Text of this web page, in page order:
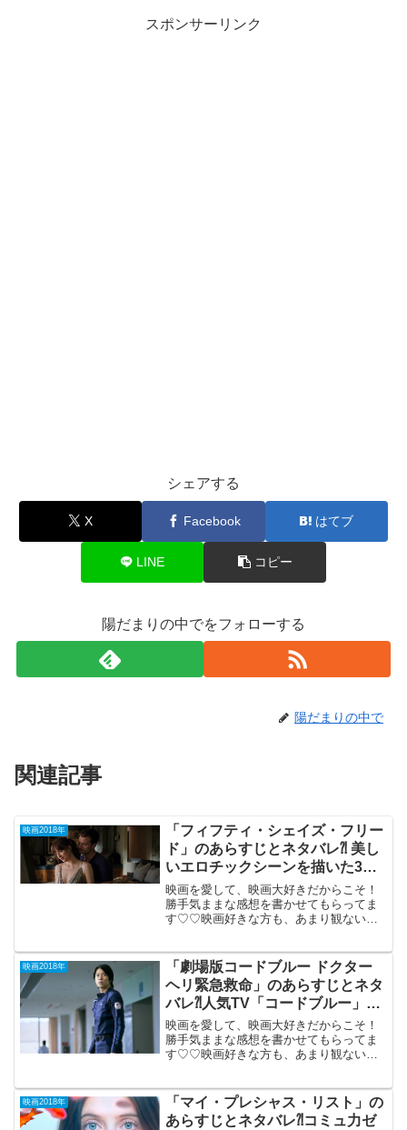
スポンサーリンク
シェアする
X Facebook はてブ
LINE コピー
陽だまりの中でをフォローする
陽だまりの中で
関連記事
映画2018年
「フィフティ・シェイズ・フリー
ド」のあらすじとネタバレ⁈ 美し
いエロチックシーンを描いた3部
作の完結編。
映画を愛して、映画大好きだからこそ！
勝手気ままな感想を書かせてもらってま
す♡♡映画好きな方も、あまり観ない方
（R-15）2018年10月5日公...
映画2018年
「劇場版コードブルー ドクター
ヘリ緊急救命」のあらすじとネタ
バレ⁈人気TV「コードブルー」い
つものメンバーで映画化。
映画を愛して、映画大好きだからこそ！
勝手気ままな感想を書かせてもらってま
す♡♡映画好きな方も、あまり観ない方
命」2018年7月2...
映画2018年
「マイ・プレシャス・リスト」の
あらすじとネタバレ⁈コミュ力ゼ